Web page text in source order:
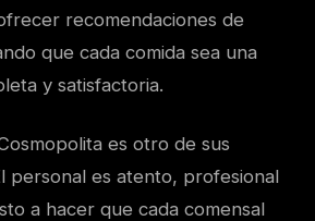
recomendaciones de
que cada comida sea una
y satisfactoria.
es otro de sus
personal es atento, profesional
a hacer que cada comensal